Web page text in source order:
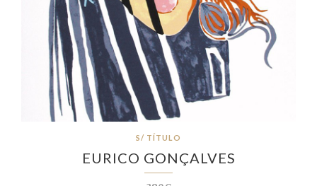
S/ TÍTULO
EURICO GONÇALVES